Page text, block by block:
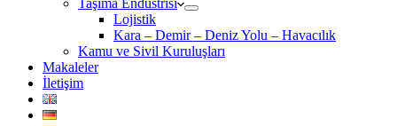
Taşıma Endüstrisi
Lojistik
Kara – Demir – Deniz Yolu – Havacılık
Kamu ve Sivil Kuruluşları
Makaleler
İletişim